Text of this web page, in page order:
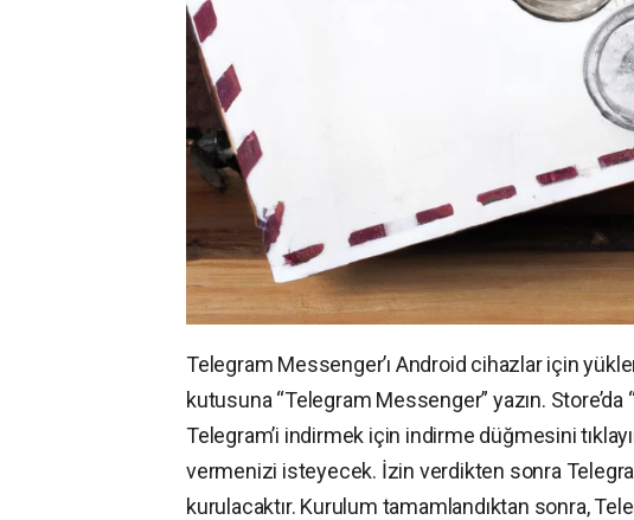
Telegram Messenger’ı Android cihazlar için
kutusuna “Telegram Messenger” yazın.
Telegram’i indirmek için indirme düğmesini
vermenizi isteyecek. İzin verdikten sonra
kurulacaktır. Kurulum tamamlandıktan sonra,